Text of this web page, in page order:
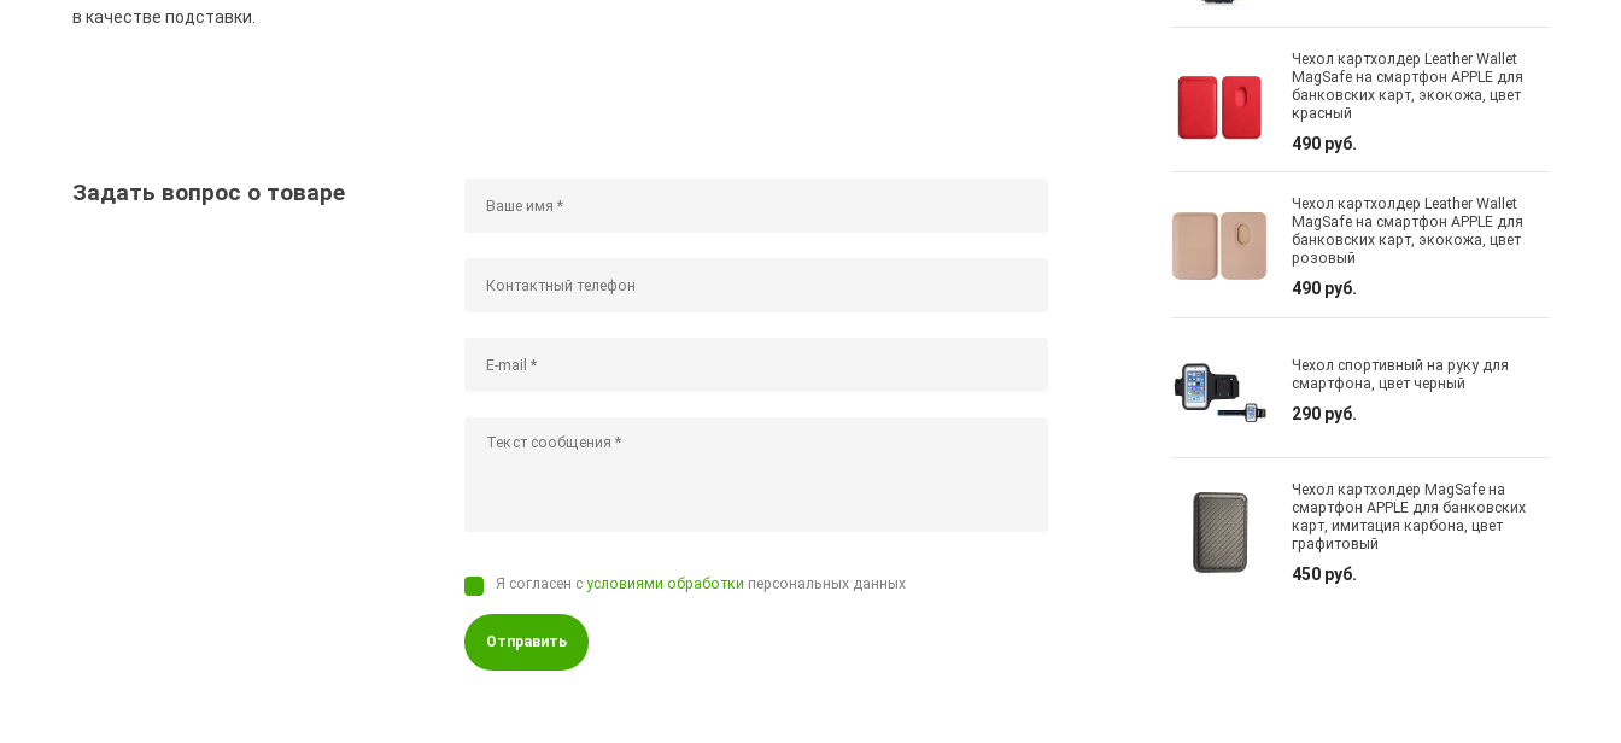
в качестве подставки.
Задать вопрос о товаре
Я согласен сусловиями обработки персональных данных
Отправить
Чехол картхолдер Leather Wallet
MagSafe на смартфон APPLE для
банковских карт, экокожа, цвет
красный
490 руб.
Чехол картхолдер Leather Wallet
MagSafe на смартфон APPLE для
банковских карт, экокожа, цвет
розовый
490 руб.
Чехол спортивный на руку для
смартфона, цвет черный
290 руб.
Чехол картхолдер MagSafe на
смартфон APPLE для банковских
карт, имитация карбона, цвет
графитовый
450 руб.